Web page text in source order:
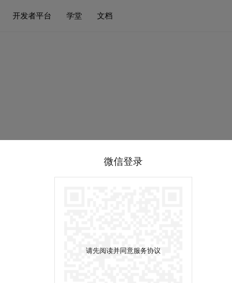
开发者平台 学堂 文档
微信登录
请先阅读并同意服务协议